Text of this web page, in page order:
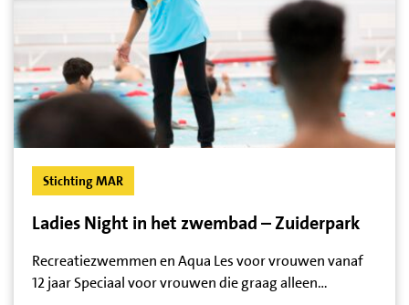
Stichting MAR
Ladies Night in het zwembad – Zuiderpark
Recreatiezwemmen en Aqua Les voor vrouwen vanaf
12 jaar Speciaal voor vrouwen die graag alleen…